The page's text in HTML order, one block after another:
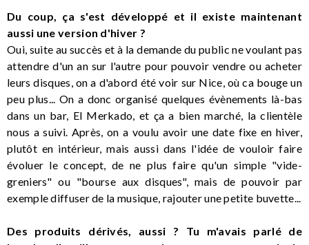
Du coup, ça s'est développé et il existe maintenant
aussi une version d'hiver ?
Oui, suite au succès et à la demande du public ne voulant pas
attendre d'un an sur l'autre pour pouvoir vendre ou acheter
leurs disques, on a d'abord été voir sur Nice, où ca bouge un
peu plus... On a donc organisé quelques évènements là-bas
dans un bar, El Merkado, et ça a bien marché, la clientèle
nous a suivi. Après, on a voulu avoir une date fixe en hiver,
plutôt en intérieur, mais aussi dans l'idée de vouloir faire
évoluer le concept, de ne plus faire qu'un simple "vide-
greniers" ou "bourse aux disques", mais de pouvoir par
exemple diffuser de la musique, rajouter une petite buvette...
Des produits dérivés, aussi ? Tu m'avais parlé de